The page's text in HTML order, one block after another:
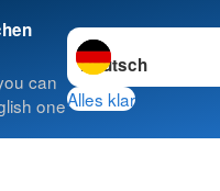
can
one
Sprache wechseln
Alles klar